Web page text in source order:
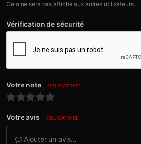
Cela ne sera pas affiché aux autres utilisateurs.
Vérification de sécurité
Votre note OBLIGATOIRE
Votre avis OBLIGATOIRE
Ajouter un avis…